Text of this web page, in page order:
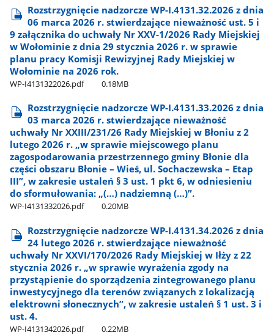
Rozstrzygnięcie nadzorcze WP-I.4131.32.2026 z dnia
06 marca 2026 r. stwierdzające nieważność ust. 5 i
9 załącznika do uchwały Nr XXV-1/2026 Rady Miejskiej
w Wołominie z dnia 29 stycznia 2026 r. w sprawie
planu pracy Komisji Rewizyjnej Rady Miejskiej w
Wołominie na 2026 rok.
WP-I4131322026.pdf 0.18MB
Rozstrzygnięcie nadzorcze WP-I.4131.33.2026 z dnia
03 marca 2026 r. stwierdzające nieważność
uchwały Nr XXIII/231/26 Rady Miejskiej w Błoniu z 2
lutego 2026 r. „w sprawie miejscowego planu
zagospodarowania przestrzennego gminy Błonie dla
części obszaru Błonie – Wieś, ul. Sochaczewska – Etap
III”, w zakresie ustaleń § 3 ust. 1 pkt 6, w odniesieniu
do sformułowania: „(…) nadziemną (…)”.
WP-I4131332026.pdf 0.20MB
Rozstrzygnięcie nadzorcze WP-I.4131.34.2026 z dnia
24 lutego 2026 r. stwierdzające nieważność
uchwały Nr XXVI/170/2026 Rady Miejskiej w Iłży z 22
stycznia 2026 r. „w sprawie wyrażenia zgody na
przystąpienie do sporządzenia zintegrowanego planu
inwestycyjnego dla terenów związanych z lokalizacją
elektrowni słonecznych”, w zakresie ustaleń § 1 ust. 3 i
ust. 4.
WP-I4131342026.pdf 0.22MB